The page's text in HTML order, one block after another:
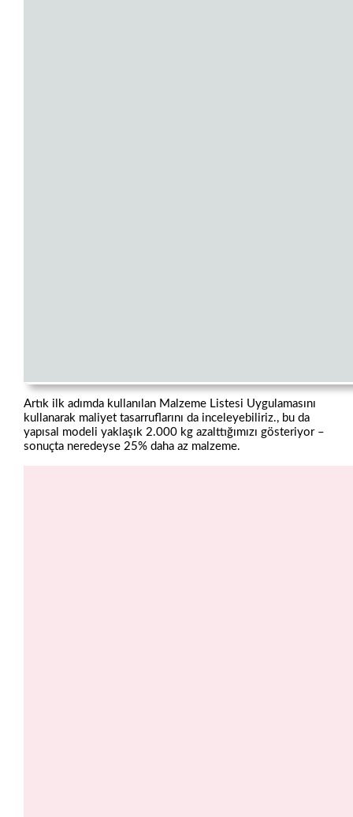
Artık ilk adımda kullanılan Malzeme Listesi Uygulamasını
kullanarak maliyet tasarruflarını da inceleyebiliriz., bu da
yapısal modeli yaklaşık 2.000 kg azalttığımızı gösteriyor –
sonuçta neredeyse 25% daha az malzeme.